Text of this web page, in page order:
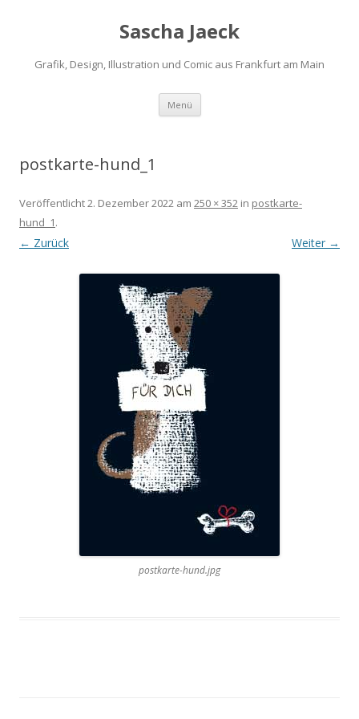
Sascha Jaeck
Grafik, Design, Illustration und Comic aus Frankfurt am Main
Menü Zum
springen
postkarte-hund_1
Veröffentlicht2. Dezember 2022 am 250 × 352 in postkarte-
hund_1.
← Zurück Weiter →
postkarte-hund.jpg